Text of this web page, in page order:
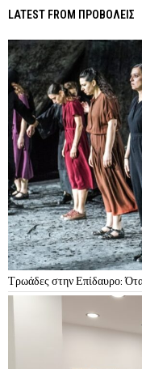
LATEST FROM ΠΡΟΒΟΛΕΙΣ
Τρωάδες στην Επίδαυρο: